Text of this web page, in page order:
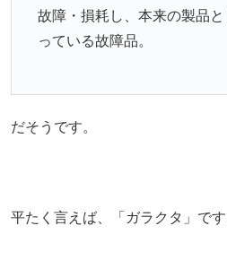
故障・損耗し、本来の製品
っている故障品。
だそうです。
平たく言えば、「ガラクタ」です